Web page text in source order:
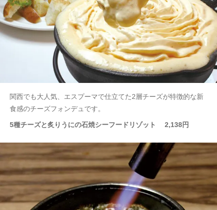
関西でも大人気、エスプーマで仕立てた2層チーズが特徴的な新
食感のチーズフォンデュです。
5種チーズと炙りうにの石焼シーフードリゾット 2,138円